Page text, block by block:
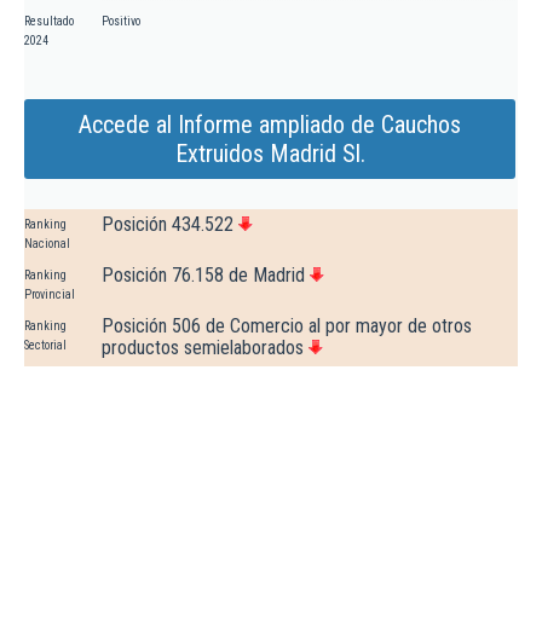
Resultado
2024
Positivo
Accede al Informe ampliado de Cauchos
Extruidos Madrid Sl.
Ranking
Nacional
Posición 434.522
Ranking
Provincial
Posición 76.158 de Madrid
Ranking
Sectorial
Posición 506 de Comercio al por mayor de otros
productos semielaborados